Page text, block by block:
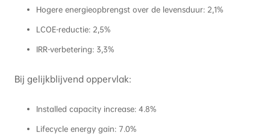
Hogere energieopbrengst over de levensduur: 2,1%
LCOE-reductie: 2,5%
IRR-verbetering: 3,3%
Bij gelijkblijvend oppervlak:
Installed capacity increase: 4.8%
Lifecycle energy gain: 7.0%